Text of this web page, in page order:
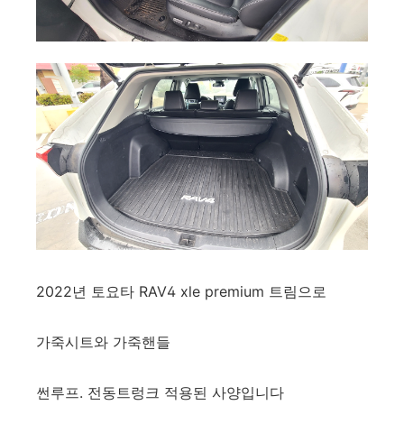
2022년 토요타 RAV4 xle premium 트림으로
가죽시트와 가죽핸들
썬루프. 전동트렁크 적용된 사양입니다